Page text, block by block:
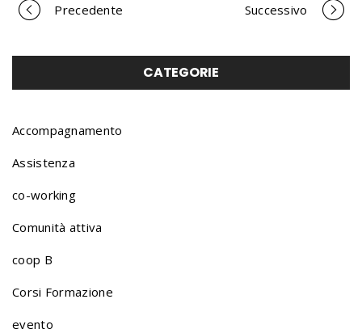
P
o
r
t
f
o
Precedente Successivo
CATEGORIE
Accompagnamento
Assistenza
co-working
Comunità attiva
coop B
Corsi Formazione
evento